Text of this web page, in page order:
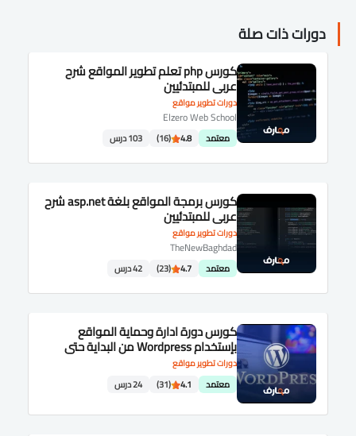
دورات ذات صلة
دورات تطوير مواقع
كورس php تعلم تطوير المواقع شرح
عربى للمبتدئيين
Elzero Web School
معتمد 4.8
(16) 103 درس
دورات تطوير مواقع
كورس برمجة المواقع بلغة asp.net شرح
عربى للمبتدئيين
TheNewBaghdad
معتمد 4.7
(23) 42 درس
دورات تطوير مواقع
كورس دورة ادارة وحماية المواقع
بإستخدام Wordpress من البداية حتى
الاحتراف باللغة العربية
معتمد 4.1
(31) 24 درس